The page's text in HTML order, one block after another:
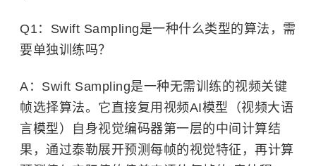
Q1：Swift Sampling是一种什么类型的算法，需
要单独训练吗？
A：Swift Sampling是一种无需训练的视频关键
帧选择算法。它直接复用视频AI模型（视频大语
言模型）自身视觉编码器第一层的中间计算结
果，通过泰勒展开预测每帧的视觉特征，再计算